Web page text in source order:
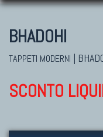
BHADOHI
TAPPETI MODERNI |
SCONTO